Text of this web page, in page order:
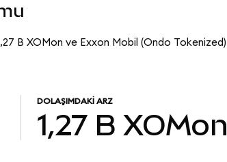
B XOMon ve Exxon Mobil (Ondo Tokenized)
DOLAŞIMDAKI ARZ
1,27 B XOMon